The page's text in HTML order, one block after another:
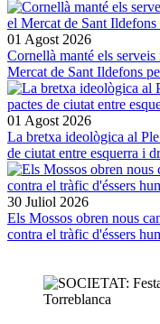
01 Agost 2026
Cornellà manté els
Mercat de Sant Ildefons
01 Agost 2026
La bretxa ideològica al
de ciutat entre esquerra i
30 Juliol 2026
Els Mossos obren nous
contra el tràfic d'éssers